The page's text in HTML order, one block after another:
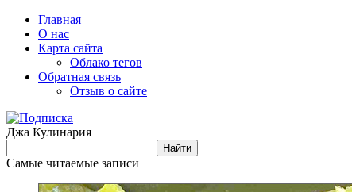
Главная
О нас
Карта сайта
Облако тегов
Обратная связь
Отзыв о сайте
Джа Кулинария
Самые читаемые записи